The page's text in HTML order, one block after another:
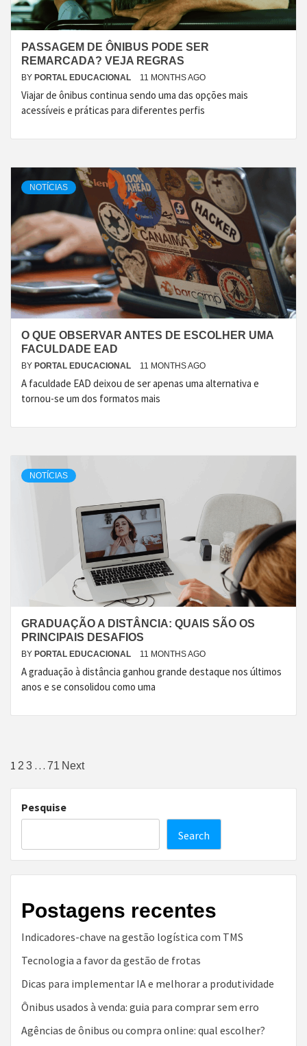
PASSAGEM DE ÔNIBUS PODE SER
REMARCADA? VEJA REGRAS
BY PORTAL EDUCACIONAL 11 MONTHS AGO
Viajar de ônibus continua sendo uma das opções mais
acessíveis e práticas para diferentes perfis
NOTÍCIAS
O QUE OBSERVAR ANTES DE ESCOLHER UMA
FACULDADE EAD
BY PORTAL EDUCACIONAL 11 MONTHS AGO
A faculdade EAD deixou de ser apenas uma alternativa e
tornou-se um dos formatos mais
NOTÍCIAS
GRADUAÇÃO A DISTÂNCIA: QUAIS SÃO OS
PRINCIPAIS DESAFIOS
BY PORTAL EDUCACIONAL 11 MONTHS AGO
A graduação à distância ganhou grande destaque nos últimos
anos e se consolidou como uma
Posts
pagination
1 2 3 … 71 Next
Pesquise
Search
Postagens recentes
Indicadores-chave na gestão logística com TMS
Tecnologia a favor da gestão de frotas
Dicas para implementar IA e melhorar a produtividade
Ônibus usados à venda: guia para comprar sem erro
Agências de ônibus ou compra online: qual escolher?